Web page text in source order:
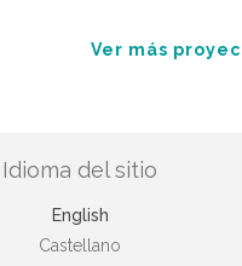
Ver más
Idioma del sitio
English
Castellano